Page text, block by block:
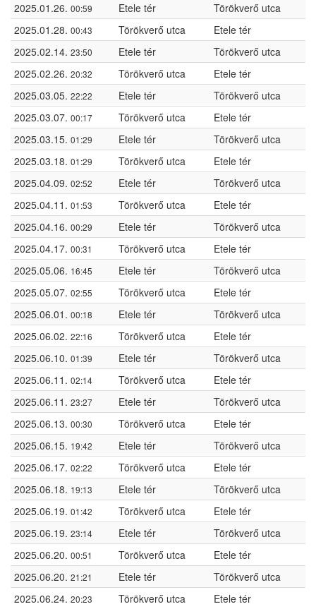
2025.01.26. 00:59 Etele tér
Törökverő utca
2025.01.28. 00:43 Törökverő utca
Etele tér
2025.02.14. 23:50 Etele tér
Törökverő utca
2025.02.26. 20:32 Törökverő utca
Etele tér
2025.03.05. 22:22 Etele tér
Törökverő utca
2025.03.07. 00:17 Törökverő utca
Etele tér
2025.03.15. 01:29 Etele tér
Törökverő utca
2025.03.18. 01:29 Törökverő utca
Etele tér
2025.04.09. 02:52 Etele tér
Törökverő utca
2025.04.11. 01:53 Törökverő utca
Etele tér
2025.04.16. 00:29 Etele tér
Törökverő utca
2025.04.17. 00:31 Törökverő utca
Etele tér
2025.05.06. 16:45 Etele tér
Törökverő utca
2025.05.07. 02:55 Törökverő utca
Etele tér
2025.06.01. 00:18 Etele tér
Törökverő utca
2025.06.02. 22:16 Törökverő utca
Etele tér
2025.06.10. 01:39 Etele tér
Törökverő utca
2025.06.11. 02:14 Törökverő utca
Etele tér
2025.06.11. 23:27 Etele tér
Törökverő utca
2025.06.13. 00:30 Törökverő utca
Etele tér
2025.06.15. 19:42 Etele tér
Törökverő utca
2025.06.17. 02:22 Törökverő utca
Etele tér
2025.06.18. 19:13 Etele tér
Törökverő utca
2025.06.19. 01:42 Törökverő utca
Etele tér
2025.06.19. 23:14 Etele tér
Törökverő utca
2025.06.20. 00:51 Törökverő utca
Etele tér
2025.06.20. 21:21 Etele tér
Törökverő utca
2025.06.24. 20:23 Törökverő utca Etele tér